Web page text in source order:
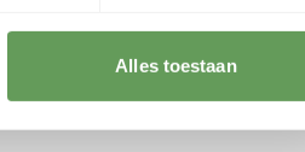
Alles toestaan